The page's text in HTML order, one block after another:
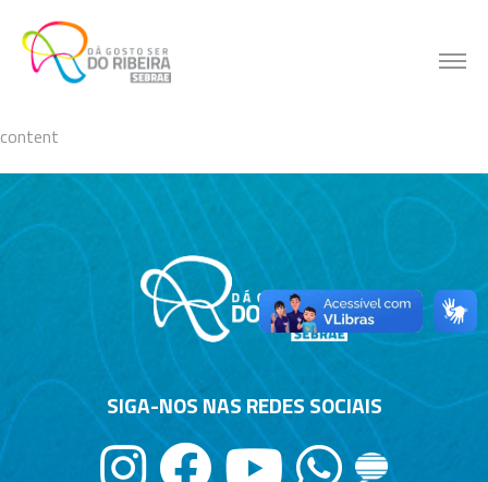
content
content
SIGA-NOS NAS REDES SOCIAIS